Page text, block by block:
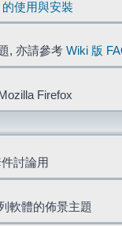
的使用與安裝
, 亦請參考 Wiki 版
Firefox
討論用
軟體的佈景主題